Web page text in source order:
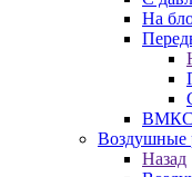
На
ВМКС
Воздушные
Назад